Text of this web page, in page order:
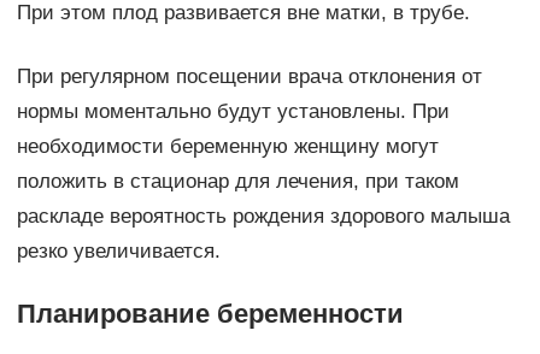
При этом плод развивается вне матки, в трубе.
При регулярном посещении врача отклонения от
нормы моментально будут установлены. При
необходимости беременную женщину могут
положить в стационар для лечения, при таком
раскладе вероятность рождения здорового малыша
резко увеличивается.
Планирование беременности